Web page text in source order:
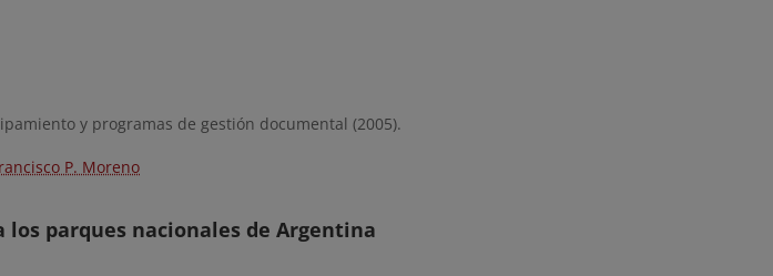
y programas de gestión documental (2005).
P. Moreno
los parques nacionales de Argentina